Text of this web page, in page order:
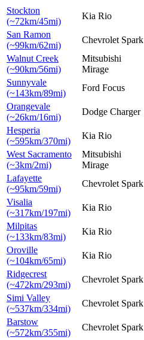
Stockton
(~72km/45mi)
Kia Rio
San Ramon
(~99km/62mi)
Chevrolet Spark
Walnut Creek
(~90km/56mi)
Mitsubishi
Mirage
Sunnyvale
(~143km/89mi)
Ford Focus
Orangevale
(~26km/16mi)
Dodge Charger
Hesperia
(~595km/370mi)
Kia Rio
West Sacramento
(~3km/2mi)
Mitsubishi
Mirage
Lafayette
(~95km/59mi)
Chevrolet Spark
Visalia
(~317km/197mi)
Kia Rio
Milpitas
(~133km/83mi)
Kia Rio
Oroville
(~104km/65mi)
Kia Rio
Ridgecrest
(~472km/293mi)
Chevrolet Spark
Simi Valley
(~537km/334mi)
Chevrolet Spark
Barstow
(~572km/355mi)
Chevrolet Spark